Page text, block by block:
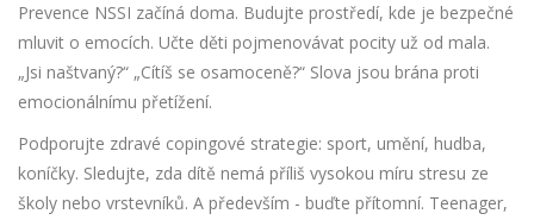
Prevence NSSI začíná doma. Budujte prostředí, kde je bezpečné
mluvit o emocích. Učte děti pojmenovávat pocity už od mala.
„Jsi naštvaný?“ „Cítíš se osamoceně?“ Slova jsou brána proti
emocionálnímu přetížení.
Podporujte zdravé copingové strategie: sport, umění, hudba,
koníčky. Sledujte, zda dítě nemá příliš vysokou míru stresu ze
školy nebo vrstevníků. A především - buďte přítomní. Teenager,